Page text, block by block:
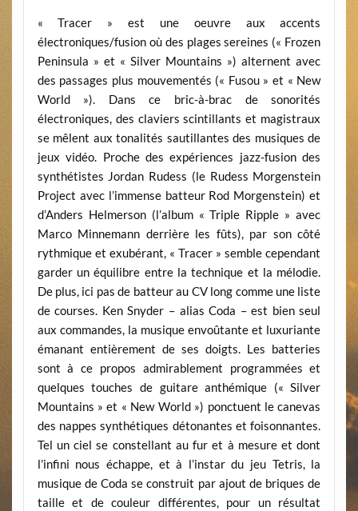
« Tracer » est une oeuvre aux accents
électroniques/fusion où des plages sereines (« Frozen
Peninsula » et « Silver Mountains ») alternent avec
des passages plus mouvementés (« Fusou » et « New
World »). Dans ce bric-à-brac de sonorités
électroniques, des claviers scintillants et magistraux
se mêlent aux tonalités sautillantes des musiques de
jeux vidéo. Proche des expériences jazz-fusion des
synthétistes Jordan Rudess (le Rudess Morgenstein
Project avec l’immense batteur Rod Morgenstein) et
d’Anders Helmerson (l’album « Triple Ripple » avec
Marco Minnemann derrière les fûts), par son côté
rythmique et exubérant, « Tracer » semble cependant
garder un équilibre entre la technique et la mélodie.
De plus, ici pas de batteur au CV long comme une liste
de courses. Ken Snyder – alias Coda – est bien seul
aux commandes, la musique envoûtante et luxuriante
émanant entièrement de ses doigts. Les batteries
sont à ce propos admirablement programmées et
quelques touches de guitare anthémique (« Silver
Mountains » et « New World ») ponctuent le canevas
des nappes synthétiques détonantes et foisonnantes.
Tel un ciel se constellant au fur et à mesure et dont
l’infini nous échappe, et à l’instar du jeu Tetris, la
musique de Coda se construit par ajout de briques de
taille et de couleur différentes, pour un résultat